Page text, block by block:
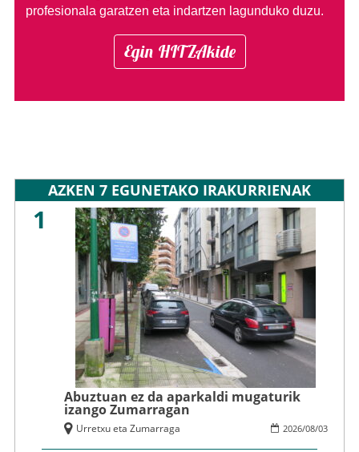
profesionala garatzen eta indartzen lagunduko duzu.
Egin HITZAkide
AZKEN 7 EGUNETAKO IRAKURRIENAK
1
Abuztuan ez da aparkaldi mugaturik
izango Zumarragan
2026/08/03
Urretxu eta Zumarraga